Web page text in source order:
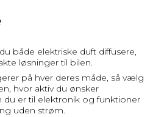
både elektriske duft diffusere,
løsninger til bilen.
på hver deres måde, så vælg
hvor aktiv du ønsker
er til elektronik og funktioner
uden strøm.